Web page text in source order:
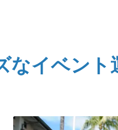
なイベン